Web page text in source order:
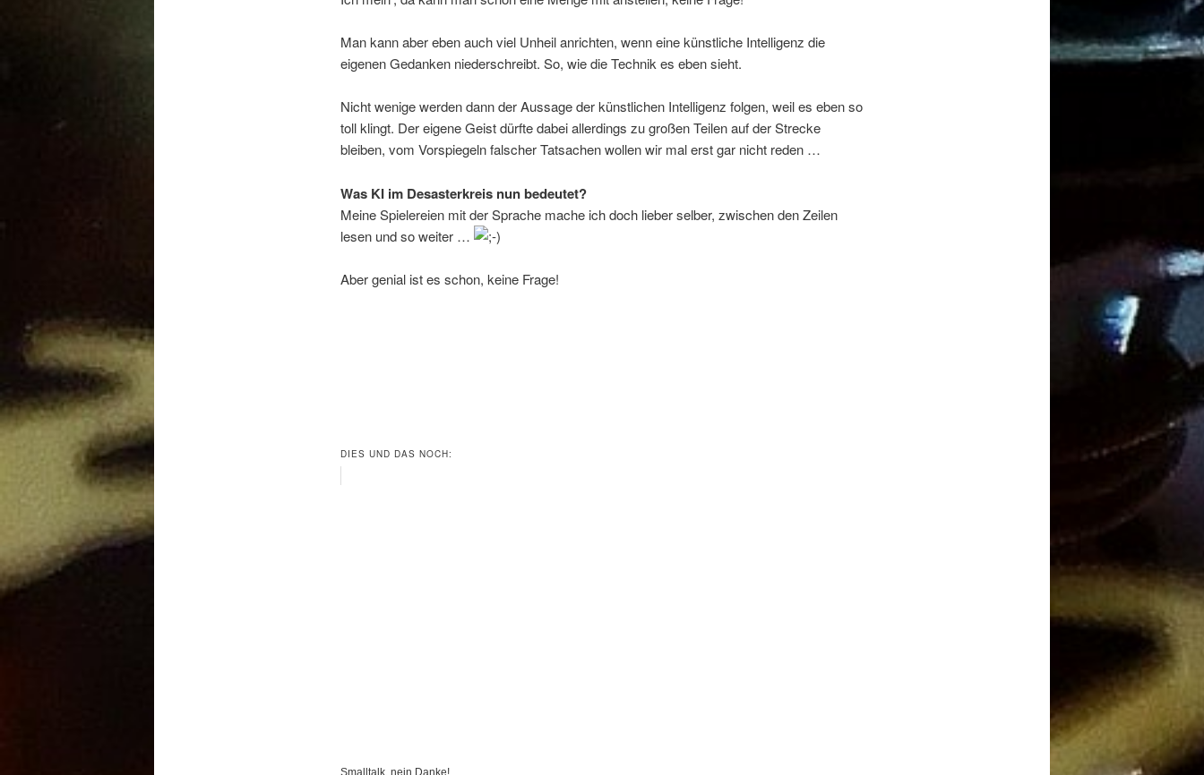
Man kann aber eben auch viel Unheil anrichten, wenn eine künstliche Intelligenz die
eigenen Gedanken niederschreibt. So, wie die Technik es eben sieht.
Nicht wenige werden dann der Aussage der künstlichen Intelligenz folgen, weil es eben so
toll klingt. Der eigene Geist dürfte dabei allerdings zu großen Teilen auf der Strecke
bleiben, vom Vorspiegeln falscher Tatsachen wollen wir mal erst gar nicht reden …
Was KI im Desasterkreis nun bedeutet?
Meine Spielereien mit der Sprache mache ich doch lieber selber, zwischen den Zeilen
lesen und so weiter …
Aber genial ist es schon, keine Frage!
DIES UND DAS NOCH:
Smalltalk, nein Danke!